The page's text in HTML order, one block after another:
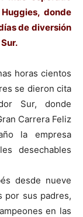
donde
de diversión
horas cientos
se dieron cita
Sur, donde
Carrera Feliz
la empresa
desechables
desde nueve
por sus padres,
en las